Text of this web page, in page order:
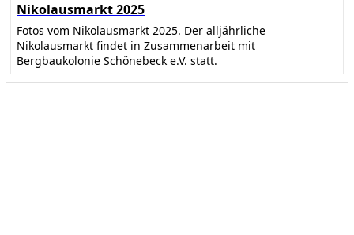
Nikolausmarkt 2025
Fotos vom Nikolausmarkt 2025. Der alljährliche
Nikolausmarkt findet in Zusammenarbeit mit
Bergbaukolonie Schönebeck e.V. statt.